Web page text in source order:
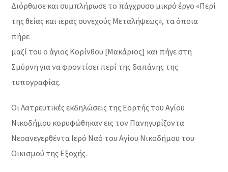
Διόρθωσε και συμπλήρωσε το πάγχρυσο μικρό έργο «Περί
της θείας και ιεράς συνεχούς Μεταλήψεως», τα όποια
πήρε
μαζί του ο άγιος Κορίνθου [Μακάριος] και πήγε στη
Σμύρνη για να φροντίσει περί της δαπάνης της
τυπογραφίας.
Οι Λατρευτικές εκδηλώσεις της Εορτής του Αγίου
Νικοδήμου κορυφώθηκαν εις τον Πανηγυρίζοντα
Νεοανεγερθέντα Ιερό Ναό του Αγίου Νικοδήμου του
Οικισμού της Εξοχής.